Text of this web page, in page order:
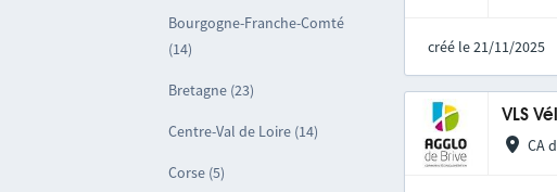
Bourgogne-Franche-Comté
(14)
Bretagne (23)
Centre-Val de Loire (14)
Corse (5)
créé le 21/11/2025
VLS
CA